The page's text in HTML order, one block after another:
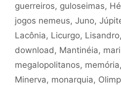
guerreiros, guloseimas,
jogos nemeus, Juno,
Lacônia, Licurgo, Lisandro,
download , Mantinéia,
megalopolitanos, memória,
Minerva, monarquia,